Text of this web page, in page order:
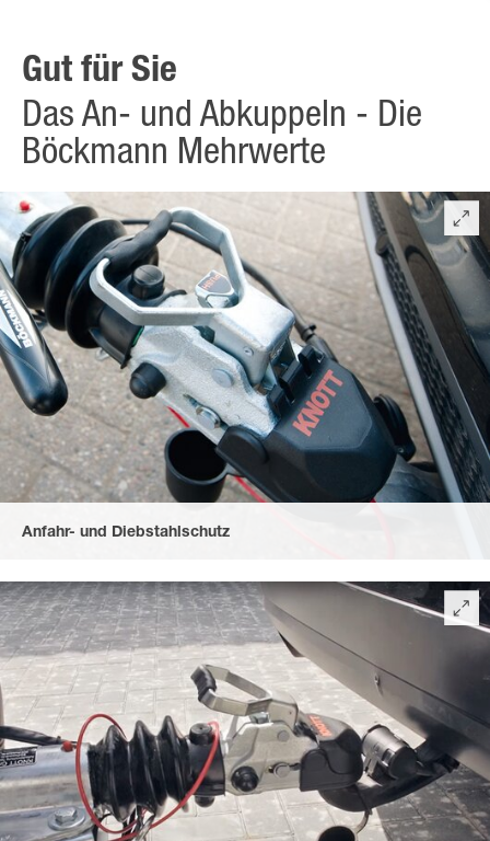
Gut für Sie
Das An- und Abkuppeln - Die
Böckmann Mehrwerte
Anfahr- und Diebstahlschutz
Anfahrschutz und gummierten, ergonomischen Herzgriff.